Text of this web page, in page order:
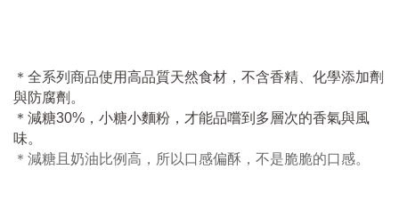
＊全系列商品使用高品質天然食材， 不含香精、化學添加劑
與防腐劑。
＊減糖30% ，小糖小麵粉， 才能品嚐到多層次的香氣與風
味。
＊減糖且奶油比例高，所以口感偏酥，不是脆脆的口感。